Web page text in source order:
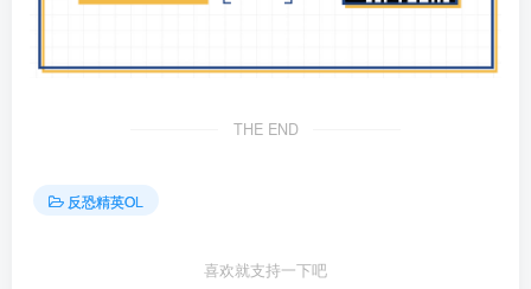
THE END
反恐精英OL
喜欢就支持一下吧